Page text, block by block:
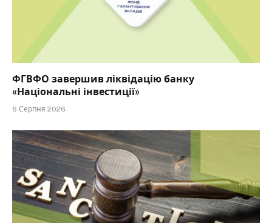
ФГВФО завершив ліквідацію банку
«Національні інвестиції»
6 Серпня 2026